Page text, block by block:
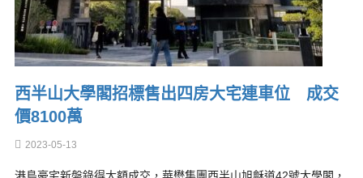
西半山大學閣招標售出四房大宅連車位 成交
價8100萬
2023-05-13